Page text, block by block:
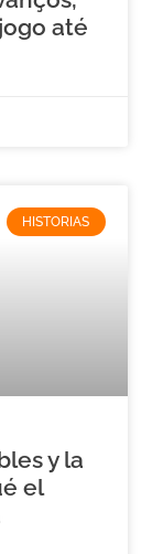
até
HISTORIAS
y la
el